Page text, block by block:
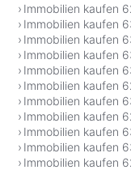
Immobilien kaufen
Immobilien kaufen
Immobilien kaufen
Immobilien kaufen
Immobilien kaufen
Immobilien kaufen
Immobilien kaufen
Immobilien kaufen
Immobilien kaufen
Immobilien kaufen
Immobilien kaufen